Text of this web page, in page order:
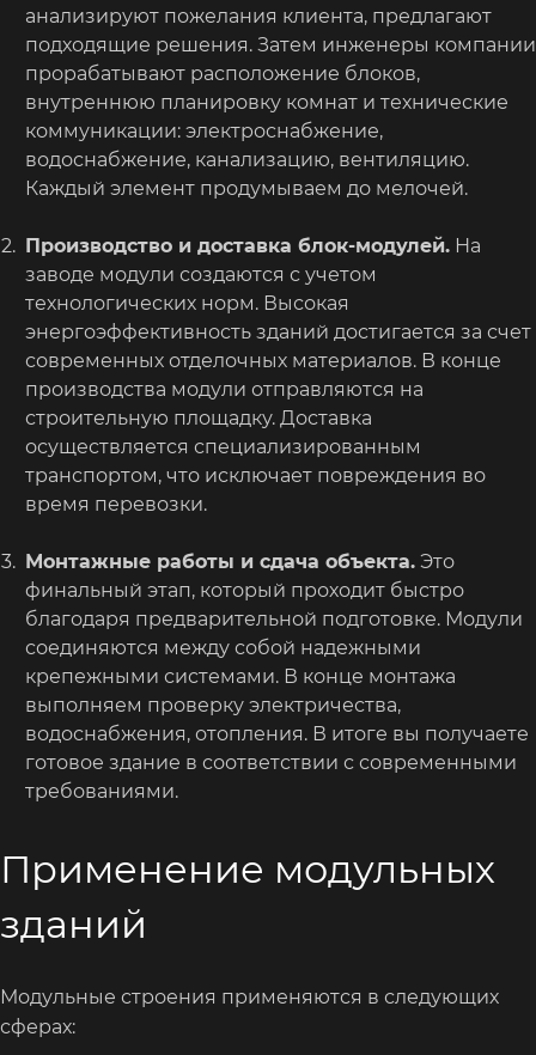
анализируют пожелания клиента, предлагают
подходящие решения. Затем инженеры компании
прорабатывают расположение блоков,
внутреннюю планировку комнат и технические
коммуникации: электроснабжение,
водоснабжение, канализацию, вентиляцию.
Каждый элемент продумываем до мелочей.
Производство и доставка блок-модулей. На
заводе модули создаются с учетом
технологических норм. Высокая
энергоэффективность зданий достигается за счет
современных отделочных материалов. В конце
производства модули отправляются на
строительную площадку. Доставка
осуществляется специализированным
транспортом, что исключает повреждения во
время перевозки.
Монтажные работы и сдача объекта. Это
финальный этап, который проходит быстро
благодаря предварительной подготовке. Модули
соединяются между собой надежными
крепежными системами. В конце монтажа
выполняем проверку электричества,
водоснабжения, отопления. В итоге вы получаете
готовое здание в соответствии с современными
требованиями.
Применение модульных
зданий
Модульные строения применяются в следующих
сферах: